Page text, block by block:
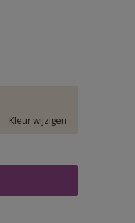
Kleur wijzigen